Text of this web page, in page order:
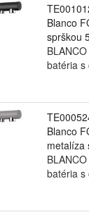
Blanco
sprškou
batéria s
Blanco
metalíza
batéria s